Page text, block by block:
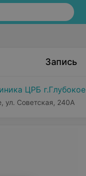
Запись
ЦРБ г.Глубокое
ул. Советская, 240А